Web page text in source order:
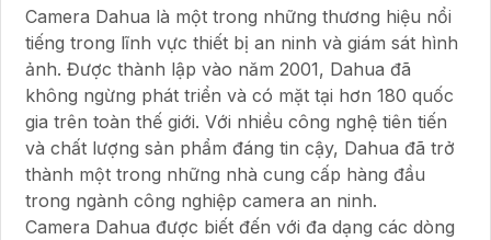
Camera Dahua là một trong những thương hiệu nổi
tiếng trong lĩnh vực thiết bị an ninh và giám sát hình
ảnh. Được thành lập vào năm 2001, Dahua đã
không ngừng phát triển và có mặt tại hơn 180 quốc
gia trên toàn thế giới. Với nhiều công nghệ tiên tiến
và chất lượng sản phẩm đáng tin cậy, Dahua đã trở
thành một trong những nhà cung cấp hàng đầu
trong ngành công nghiệp camera an ninh.
Camera Dahua được biết đến với đa dạng các dòng